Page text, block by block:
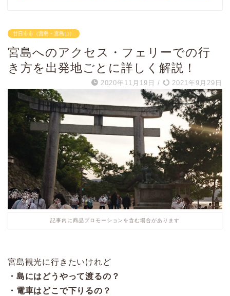
廿日市市（宮島・宮島口）
宮島へのアクセス・フェリーでの行
き方を出発地ごとに詳しく解説！
2020年11月19日 / 2021年9月29日
記事内に商品プロモーションを含む場合があります
宮島観光に行きたいけれど
・島にはどうやって渡るの？
・電車はどこで下りるの？